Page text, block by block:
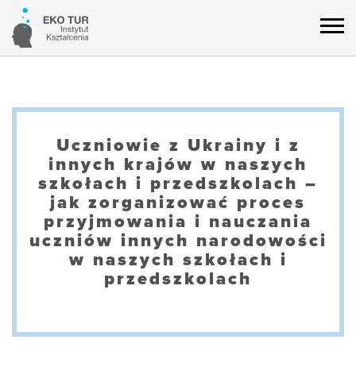
Uczniowie z Ukrainy i z
innych krajów w naszych
szkołach i przedszkolach –
jak zorganizować proces
przyjmowania i nauczania
uczniów innych narodowości
w naszych szkołach i
przedszkolach